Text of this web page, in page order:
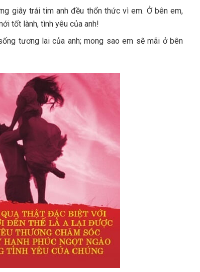
giây trái tim anh đều thổn thức vì em. Ở bên em,
tốt lành, tình yêu của anh!
tương lai của anh; mong sao em sẽ mãi ở bên